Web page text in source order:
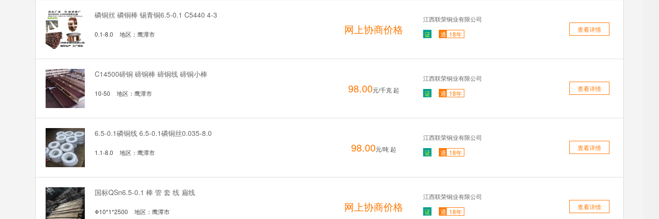
磷铜丝 磷铜棒 锡青铜6.5-0.1 C5440 4-3
0.1-8.0 地区： 鹰潭市 网上协商价格
江西联荣铜业有限公司
证
通 18年
查看详情
C14500碲铜 碲铜棒 碲铜线 碲铜小棒
10-50 地区： 鹰潭市 98.00元/千克 起
江西联荣铜业有限公司
证
通 18年
查看详情
6.5-0.1磷铜线 6.5-0.1磷铜丝0.035-8.0
1.1-8.0 地区： 鹰潭市 98.00元/吨 起
江西联荣铜业有限公司
证
通 18年
查看详情
国标QSn6.5-0.1 棒 管 套 线 扁线
Φ10*1*2500 地区： 鹰潭市 网上协商价格
江西联荣铜业有限公司
证
通 18年
查看详情